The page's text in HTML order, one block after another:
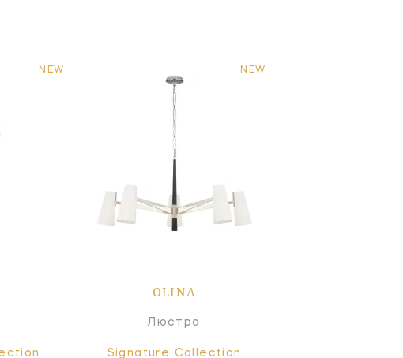
NEW NEW
OLINA
Люстра
Signature Collection